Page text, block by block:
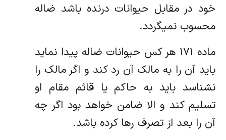
خود در مقابل حیوانات درنده باشد ضاله
محسوب نمیگردد.
ماده ۱۷۱ هر کس حیوانات ضاله پیدا نماید
باید آن را به مالک آن رد کند و اگر مالک را
نشناسد باید به حاکم یا قائم مقام او
تسلیم کند و الا ضامن ‌خواهد بود اگر چه
آن را بعد از تصرف رها کرده باشد.